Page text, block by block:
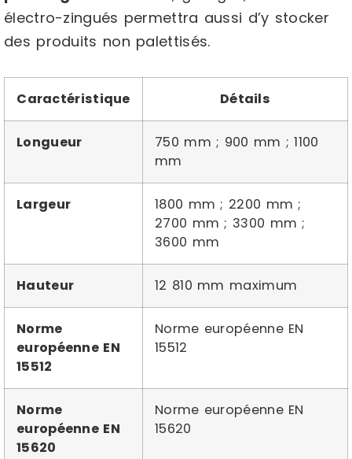
électro-zingués permettra aussi d’y stocker
des produits non palettisés.
Caractéristique Détails
Longueur
750 mm ; 900 mm ; 1100
mm
Largeur
1800 mm ; 2200 mm ;
2700 mm ; 3300 mm ;
3600 mm
Hauteur 12 810 mm maximum
Norme
européenne EN
15512
Norme européenne EN
15512
Norme
européenne EN
15620
Norme européenne EN
15620